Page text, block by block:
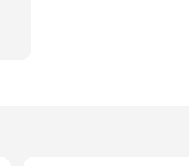
характеристики OMODA